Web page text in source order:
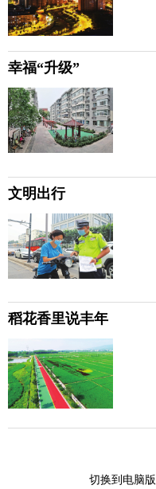
幸福“升级”
文明出行
稻花香里说丰年
切换到电脑版